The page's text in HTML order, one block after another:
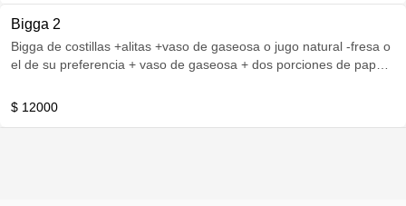
Bigga 2
Bigga de costillas +alitas +vaso de gaseosa o jugo natural -fresa o
el de su preferencia + vaso de gaseosa + dos porciones de papá a
$ 12000